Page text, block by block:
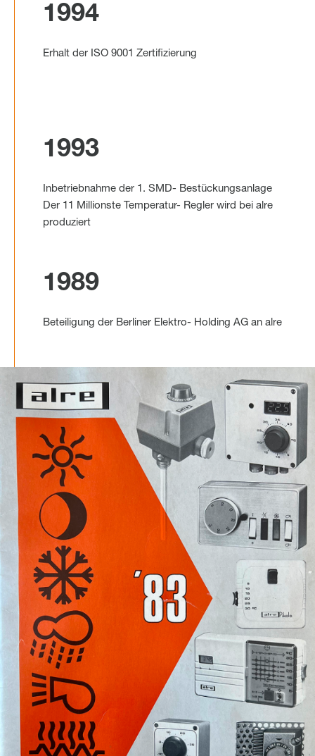
1994
Erhalt der ISO 9001 Zertifizierung
1993
Inbetriebnahme der 1. SMD- Bestückungsanlage
Der 11 Millionste Temperatur- Regler wird bei alre
produziert
1989
Beteiligung der Berliner Elektro- Holding AG an alre